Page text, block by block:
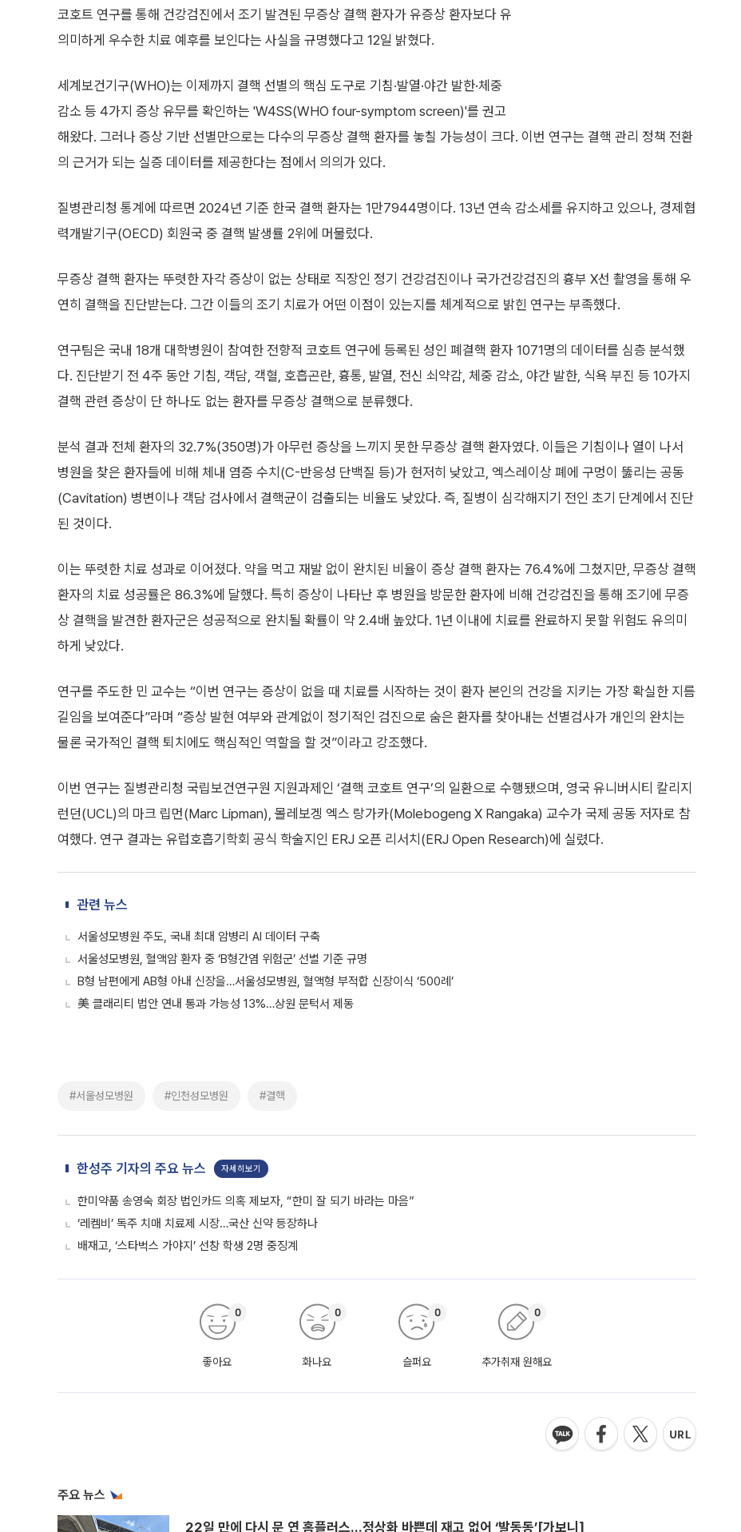
코호트 연구를 통해 건강검진에서 조기 발견된 무증상 결핵 환자가 유증상 환자보다 유
의미하게 우수한 치료 예후를 보인다는 사실을 규명했다고 12일 밝혔다.
세계보건기구(WHO)는 이제까지 결핵 선별의 핵심 도구로 기침·발열·야간 발한·체중
감소 등 4가지 증상 유무를 확인하는 'W4SS(WHO four-symptom screen)'를 권고
해왔다. 그러나 증상 기반 선별만으로는 다수의 무증상 결핵 환자를 놓칠 가능성이 크다. 이번 연구는 결핵 관리 정책 전환
의 근거가 되는 실증 데이터를 제공한다는 점에서 의의가 있다.
질병관리청 통계에 따르면 2024년 기준 한국 결핵 환자는 1만7944명이다. 13년 연속 감소세를 유지하고 있으나, 경제협
력개발기구(OECD) 회원국 중 결핵 발생률 2위에 머물렀다.
무증상 결핵 환자는 뚜렷한 자각 증상이 없는 상태로 직장인 정기 건강검진이나 국가건강검진의 흉부 X선 촬영을 통해 우
연히 결핵을 진단받는다. 그간 이들의 조기 치료가 어떤 이점이 있는지를 체계적으로 밝힌 연구는 부족했다.
연구팀은 국내 18개 대학병원이 참여한 전향적 코호트 연구에 등록된 성인 폐결핵 환자 1071명의 데이터를 심층 분석했
다. 진단받기 전 4주 동안 기침, 객담, 객혈, 호흡곤란, 흉통, 발열, 전신 쇠약감, 체중 감소, 야간 발한, 식욕 부진 등 10가지
결핵 관련 증상이 단 하나도 없는 환자를 무증상 결핵으로 분류했다.
분석 결과 전체 환자의 32.7%(350명)가 아무런 증상을 느끼지 못한 무증상 결핵 환자였다. 이들은 기침이나 열이 나서
병원을 찾은 환자들에 비해 체내 염증 수치(C-반응성 단백질 등)가 현저히 낮았고, 엑스레이상 폐에 구멍이 뚫리는 공동
(Cavitation) 병변이나 객담 검사에서 결핵균이 검출되는 비율도 낮았다. 즉, 질병이 심각해지기 전인 초기 단계에서 진단
된 것이다.
이는 뚜렷한 치료 성과로 이어졌다. 약을 먹고 재발 없이 완치된 비율이 증상 결핵 환자는 76.4%에 그쳤지만, 무증상 결핵
환자의 치료 성공률은 86.3%에 달했다. 특히 증상이 나타난 후 병원을 방문한 환자에 비해 건강검진을 통해 조기에 무증
상 결핵을 발견한 환자군은 성공적으로 완치될 확률이 약 2.4배 높았다. 1년 이내에 치료를 완료하지 못할 위험도 유의미
하게 낮았다.
연구를 주도한 민 교수는 “이번 연구는 증상이 없을 때 치료를 시작하는 것이 환자 본인의 건강을 지키는 가장 확실한 지름
길임을 보여준다”라며 “증상 발현 여부와 관계없이 정기적인 검진으로 숨은 환자를 찾아내는 선별검사가 개인의 완치는
물론 국가적인 결핵 퇴치에도 핵심적인 역할을 할 것”이라고 강조했다.
이번 연구는 질병관리청 국립보건연구원 지원과제인 ‘결핵 코호트 연구’의 일환으로 수행됐으며, 영국 유니버시티 칼리지
런던(UCL)의 마크 립먼(Marc Lipman), 몰레보겡 엑스 랑가카(Molebogeng X Rangaka) 교수가 국제 공동 저자로 참
여했다. 연구 결과는 유럽호흡기학회 공식 학술지인 ERJ 오픈 리서치(ERJ Open Research)에 실렸다.
관련 뉴스
서울성모병원 주도, 국내 최대 암병리 AI 데이터 구축
서울성모병원, 혈액암 환자 중 ‘B형간염 위험군’ 선별 기준 규명
B형 남편에게 AB형 아내 신장을…서울성모병원, 혈액형 부적합 신장이식 ‘500례’
美 클래리티 법안 연내 통과 가능성 13%…상원 문턱서 제동
#서울성모병원 #인천성모병원 #결핵
한성주 기자의 주요 뉴스 자세히보기
한미약품 송영숙 회장 법인카드 의혹 제보자, “한미 잘 되기 바라는 마음”
‘레켐비’ 독주 치매 치료제 시장…국산 신약 등장하나
배재고, ‘스타벅스 가야지’ 선창 학생 2명 중징계
좋아요
0
화나요
0
슬퍼요
0
추가취재 원해요
0
주요 뉴스
22일 만에 다시 문 연 홈플러스…정상화 바쁜데 재고 없어 ‘발동동’[가보니]